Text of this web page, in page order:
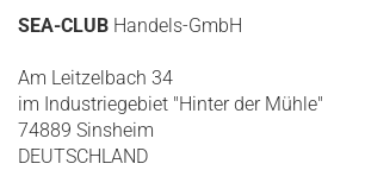
SEA-CLUB Handels-GmbH
Am Leitzelbach 34
im Industriegebiet "Hinter der Mühle"
74889 Sinsheim
DEUTSCHLAND